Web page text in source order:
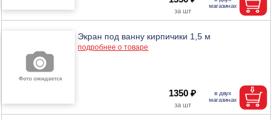
Экран под ванну кирпичики 1,5 м
подробнее о товаре
1350 ₽